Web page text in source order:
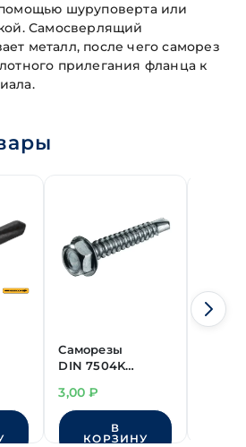
шуруповерта или
Самосверлящий
металл, после чего саморез
прилегания фланца к
R
Саморезы
DIN 7504K
4,8х32 мм, цинк
3,00₽
В
КОРЗИНУ